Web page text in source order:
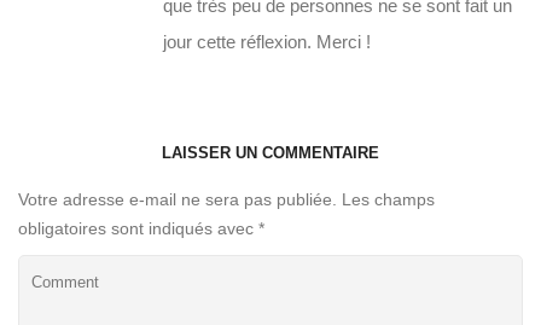
que très peu de personnes ne se sont fait un
jour cette réflexion. Merci !
LAISSER UN COMMENTAIRE
Votre adresse e-mail ne sera pas publiée.
Les champs
obligatoires sont indiqués avec *